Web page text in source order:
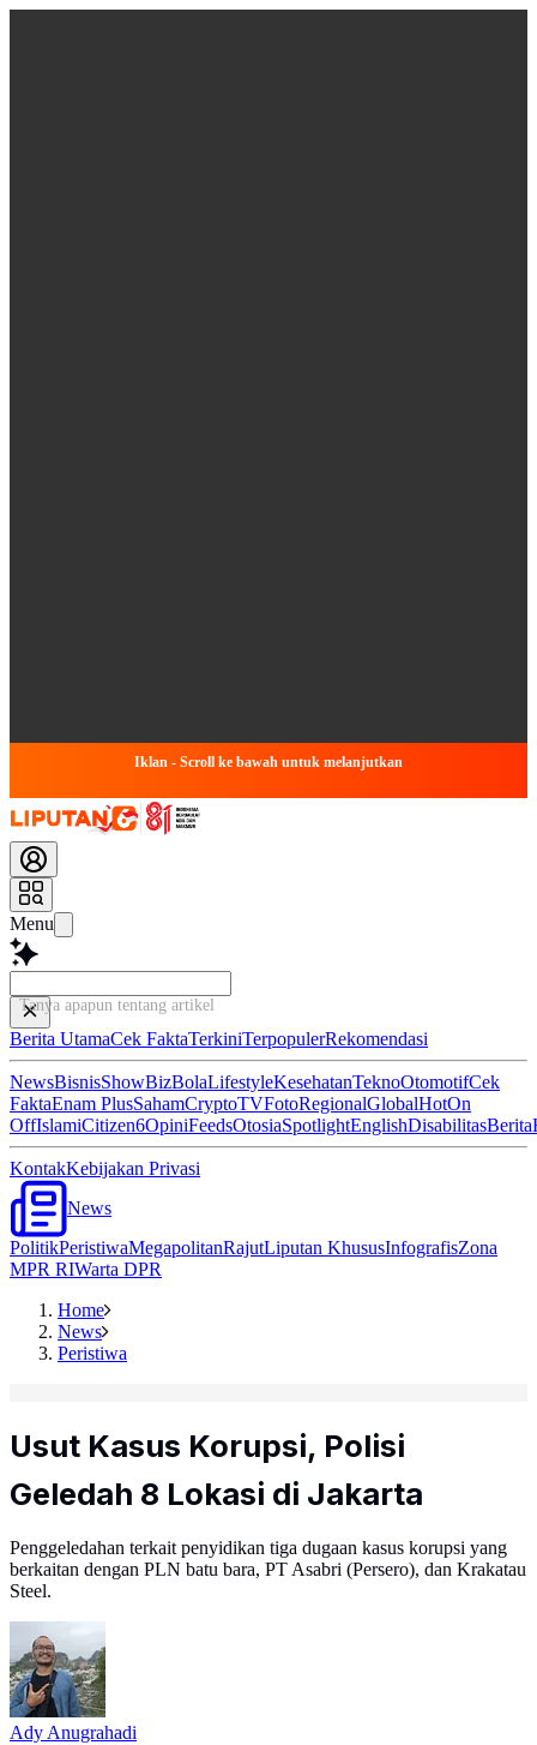
Iklan - Scroll ke bawah untuk melanjutkan
Menu
Tanya apapun tentang artikel ini...
Berita UtamaCek FaktaTerkiniTerpopulerRekomendasi
NewsBisnisShowBizBolaLifestyleKesehatanTeknoOtomotifCek
FaktaEnam PlusSahamCryptoTVFotoRegionalGlobalHotOn
OffIslamiCitizen6OpiniFeedsOtosiaSpotlightEnglishDisabilitasBerita
KontakKebijakan Privasi
News
PolitikPeristiwaMegapolitanRajutLiputan KhususInfografisZona
MPR RIWarta DPR
Home
News
Peristiwa
Usut Kasus Korupsi, Polisi
Geledah 8 Lokasi di Jakarta
Penggeledahan terkait penyidikan tiga dugaan kasus korupsi yang
berkaitan dengan PLN batu bara, PT Asabri (Persero), dan Krakatau
Steel.
Ady Anugrahadi